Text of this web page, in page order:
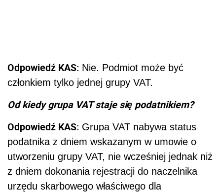
Odpowiedź KAS: Nie. Podmiot może być
członkiem tylko jednej grupy VAT.
Od kiedy grupa VAT staje się podatnikiem?
Odpowiedź KAS: Grupa VAT nabywa status
podatnika z dniem wskazanym w umowie o
utworzeniu grupy VAT, nie wcześniej jednak niż
z dniem dokonania rejestracji do naczelnika
urzędu skarbowego właściwego dla